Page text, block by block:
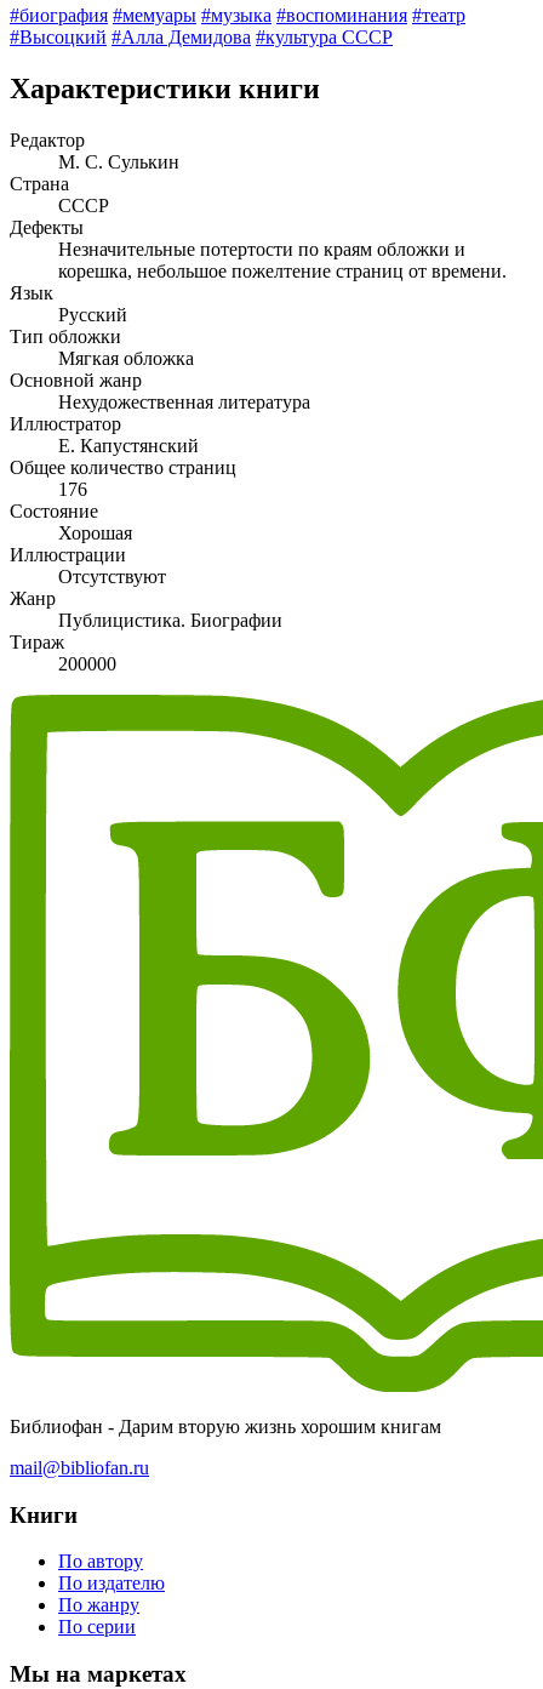
#биография #мемуары #музыка #воспоминания #театр
#Высоцкий #Алла Демидова #культура СССР
Характеристики книги
Редактор
М. С. Сулькин
Страна
СССР
Дефекты
Незначительные потертости по краям обложки и
корешка, небольшое пожелтение страниц от времени.
Язык
Русский
Тип обложки
Мягкая обложка
Основной жанр
Нехудожественная литература
Иллюстратор
Е. Капустянский
Общее количество страниц
176
Состояние
Хорошая
Иллюстрации
Отсутствуют
Жанр
Публицистика. Биографии
Тираж
200000
Библиофан - Дарим вторую жизнь хорошим книгам
mail@bibliofan.ru
Книги
По автору
По издателю
По жанру
По серии
Мы на маркетах